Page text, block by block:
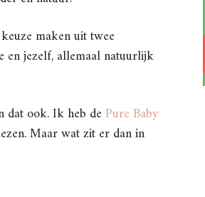
maken uit twee
en jezelf, allemaal natuurlijk
dat ook. Ik heb de Pure Baby
Maar wat zit er dan in